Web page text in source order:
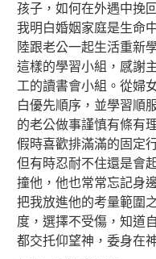
孩子，如何在外遇中挽
我明白婚姻家庭是生命
陸跟老公一起生活重新
這樣的學習小組，感謝
工的讀書會小組。從婦
白優先順序，並學習順
的老公做事謹慎有條有
假時喜歡排滿滿的固定
但有時忍耐不住還是會
撞他，他也常常忘記身
把我放進他的考量範圍
度，選擇不受傷，知道
都交托仰望神，委身在